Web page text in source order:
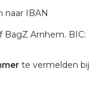
naar IBAN
BagZ Arnhem. BIC:
te vermelden bij